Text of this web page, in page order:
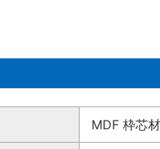
MDF 枠芯